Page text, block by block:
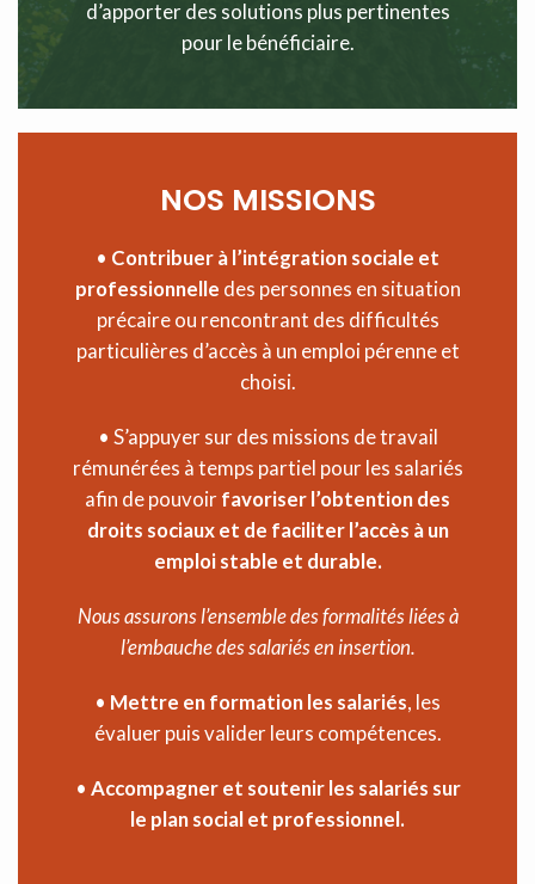
d’apporter des solutions plus pertinentes
pour le bénéficiaire.
NOS MISSIONS
• Contribuer à l’intégration sociale et
professionnelle des personnes en situation
précaire ou rencontrant des difficultés
particulières d’accès à un emploi pérenne et
choisi.
• S’appuyer sur des missions de travail
rémunérées à temps partiel pour les salariés
afin de pouvoirfavoriser l’obtention des
droits sociaux et de faciliter l’accès à un
emploi stable et durable.
Nous assurons l’ensemble des formalités liées à
l’embauche des salariés en insertion.
• Mettre en formation les salariés, les
évaluer puis valider leurs compétences.
• Accompagner et soutenir les salariés sur
le plan social et professionnel.